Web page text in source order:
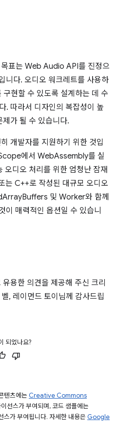
표는 Web Audio API를 진정으
니다. 오디오 워크레트를 사용하
현할 수 있도록 설계하는 데 수
. 따라서 디자인의 복잡성이 높
가 될 수 있습니다.
개발자를 지원하기 위한 것입
에서 WebAssembly를 실
오디오 처리를 위한 엄청난 잠재
는 C++로 작성된 대규모 오디오
및 Worker와 함께
매력적인 옵션일 수 있습니
용한 의견을 제공해 주신 크리
, 레이먼드 토이님께 감사드립
되었나요?
텐츠에는 Creative Commons
선스가 부여되며, 코드 샘플에는
스가 부여됩니다. 자세한 내용은 Google